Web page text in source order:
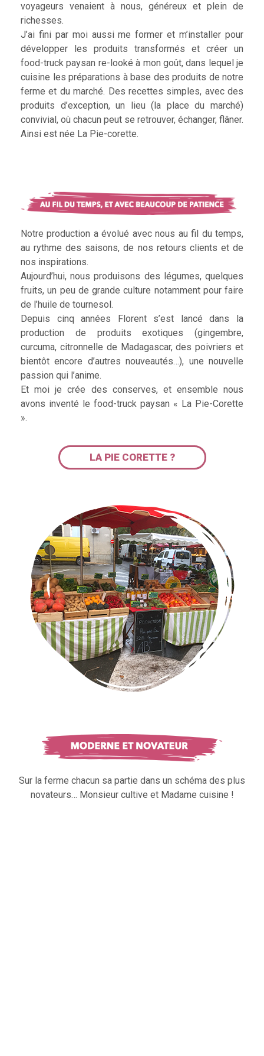
voyageurs venaient à nous, généreux et plein de
richesses.
J’ai fini par moi aussi me former et m’installer pour
développer les produits transformés et créer un
food-truck paysan re-looké à mon goût, dans lequel je
cuisine les préparations à base des produits de notre
ferme et du marché. Des recettes simples, avec des
produits d’exception, un lieu (la place du marché)
convivial, où chacun peut se retrouver, échanger, flâner.
Ainsi est née La Pie-corette.
Notre production a évolué avec nous au fil du temps,
au rythme des saisons, de nos retours clients et de
nos inspirations.
Aujourd’hui, nous produisons des légumes, quelques
fruits, un peu de grande culture notamment pour faire
de l’huile de tournesol.
Depuis cinq années Florent s’est lancé dans la
production de produits exotiques (gingembre,
curcuma, citronnelle de Madagascar, des poivriers et
bientôt encore d’autres nouveautés…), une nouvelle
passion qui l’anime.
Et moi je crée des conserves, et ensemble nous
avons inventé le food-truck paysan « La Pie-Corette
».
LA PIE CORETTE ?
Sur la ferme chacun sa partie dans un schéma des plus
novateurs… Monsieur cultive et Madame cuisine !